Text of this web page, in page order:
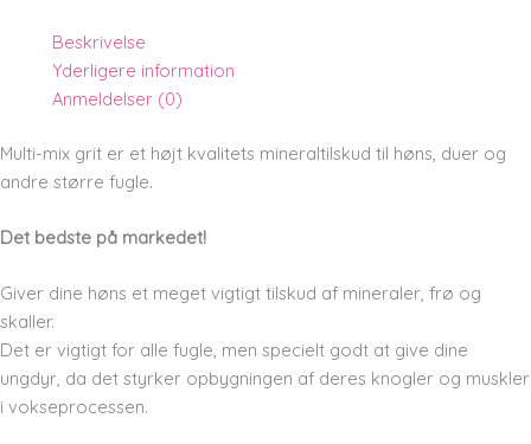
Beskrivelse
Yderligere information
Anmeldelser (0)
Multi-mix grit er et højt kvalitets mineraltilskud til høns, duer og
andre større fugle.
Det bedste på markedet!
Giver dine høns et meget vigtigt tilskud af mineraler, frø og
skaller.
Det er vigtigt for alle fugle, men specielt godt at give dine
ungdyr, da det styrker opbygningen af deres knogler og muskler
i vokseprocessen.